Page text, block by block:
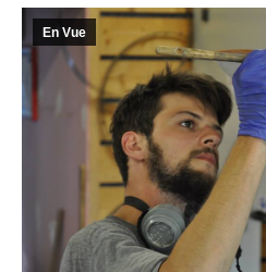
En Vue